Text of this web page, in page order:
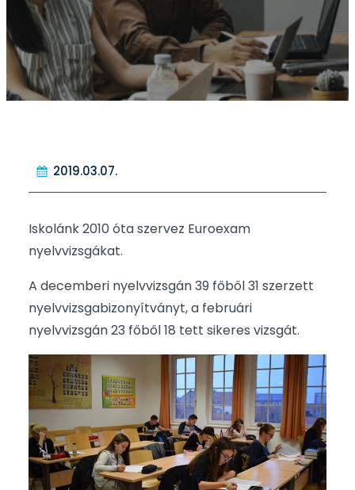
2019.03.07.
Iskolánk 2010 óta szervez Euroexam
nyelvvizsgákat.
A decemberi nyelvvizsgán 39 főből 31 szerzett
nyelvvizsgabizonyítványt, a februári
nyelvvizsgán 23 főből 18 tett sikeres vizsgát.